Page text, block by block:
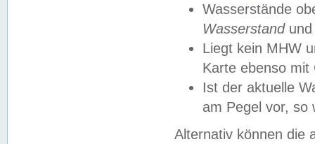
Wasserstände
Wasserstandund
Liegt kein MHW
Karte ebenso mit
Ist der aktuelle
am Pegel vor,
Alternativ können die